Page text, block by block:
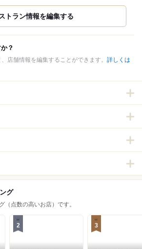
？
店舗情報を編集することができます。 詳しくは
グ
（点数の高いお店）です。
2 3